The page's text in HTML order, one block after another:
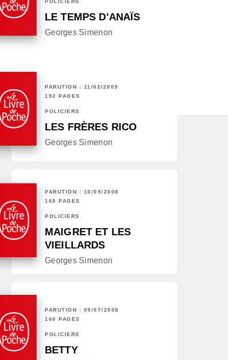
POLICIERS
LE TEMPS D'ANAÏS
Georges Simenon
PARUTION : 11/02/2009
192 PAGES
POLICIERS
LES FRÈRES RICO
Georges Simenon
PARUTION : 10/09/2008
160 PAGES
POLICIERS
MAIGRET ET LES
VIEILLARDS
Georges Simenon
PARUTION : 09/07/2008
160 PAGES
POLICIERS
BETTY